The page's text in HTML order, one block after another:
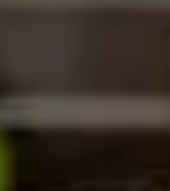
升读哈德斯菲尔德
者的奖学金。
奖学金金额